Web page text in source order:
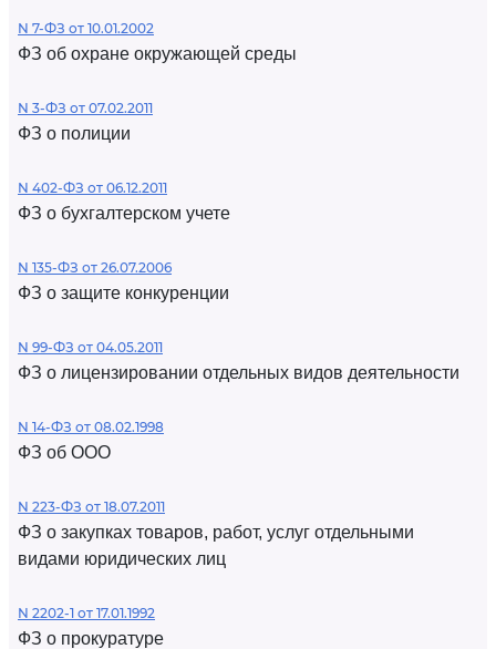
N 7-ФЗ от 10.01.2002
ФЗ об охране окружающей среды
N 3-ФЗ от 07.02.2011
ФЗ о полиции
N 402-ФЗ от 06.12.2011
ФЗ о бухгалтерском учете
N 135-ФЗ от 26.07.2006
ФЗ о защите конкуренции
N 99-ФЗ от 04.05.2011
ФЗ о лицензировании отдельных видов деятельности
N 14-ФЗ от 08.02.1998
ФЗ об ООО
N 223-ФЗ от 18.07.2011
ФЗ о закупках товаров, работ, услуг отдельными
видами юридических лиц
N 2202-1 от 17.01.1992
ФЗ о прокуратуре